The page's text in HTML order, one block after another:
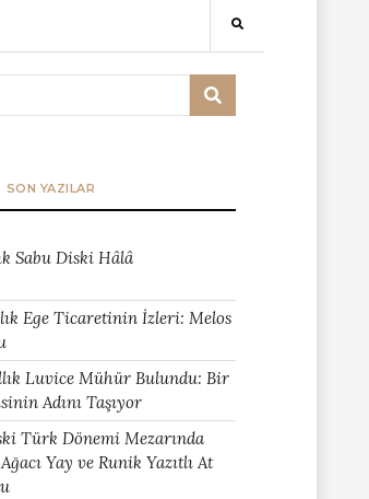
SON YAZILAR
Sabu Diski Hâlâ
Ege Ticaretinin İzleri: Melos
Luvice Mühür Bulundu: Bir
Adını Taşıyor
Türk Dönemi Mezarında
Yay ve Runik Yazıtlı At